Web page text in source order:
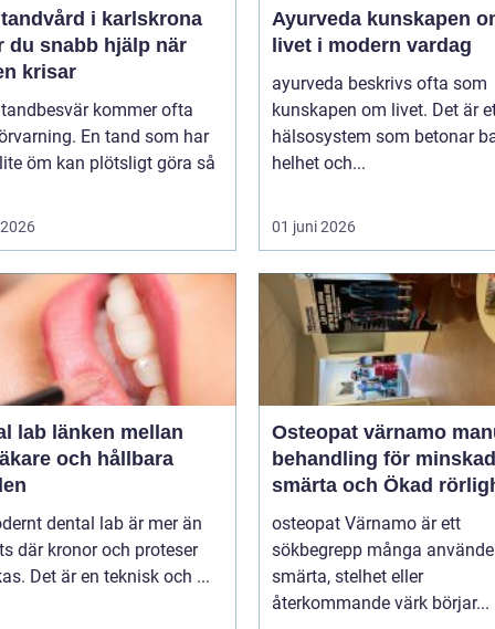
i karlskrona
du snabb hjälp när
krisar
kommer ofta
En tand som har
öm kan plötsligt göra så
Ayurveda kunskapen om
livet i modern vardag
ayurveda beskrivs ofta som
kunskapen om livet. Det är
hälsosystem som betonar
helhet och...
01 juni 2026
mellan
och hållbara
dental lab är mer än
där kronor och proteser
Det är en teknisk och ...
Osteopat värnamo manuell
behandling för minskad
smärta och Ökad
osteopat Värnamo är ett
sökbegrepp många
smärta, stelhet eller
återkommande värk börjar...